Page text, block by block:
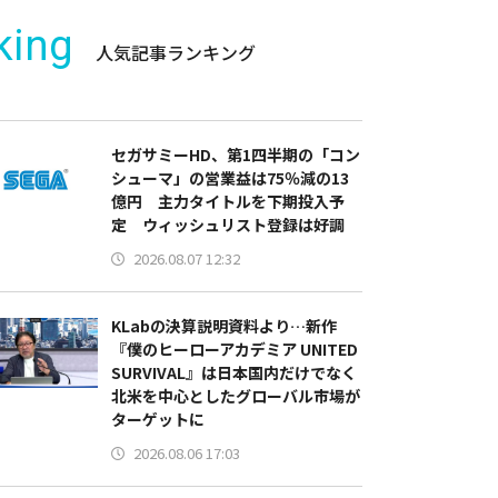
人気記事ランキング
セガサミーHD、第1四半期の「コン
シューマ」の営業益は75％減の13
億円 主力タイトルを下期投入予
定 ウィッシュリスト登録は好調
2026.08.07 12:32
KLabの決算説明資料より…新作
『僕のヒーローアカデミア UNITED
SURVIVAL』は日本国内だけでなく
北米を中心としたグローバル市場が
ターゲットに
2026.08.06 17:03